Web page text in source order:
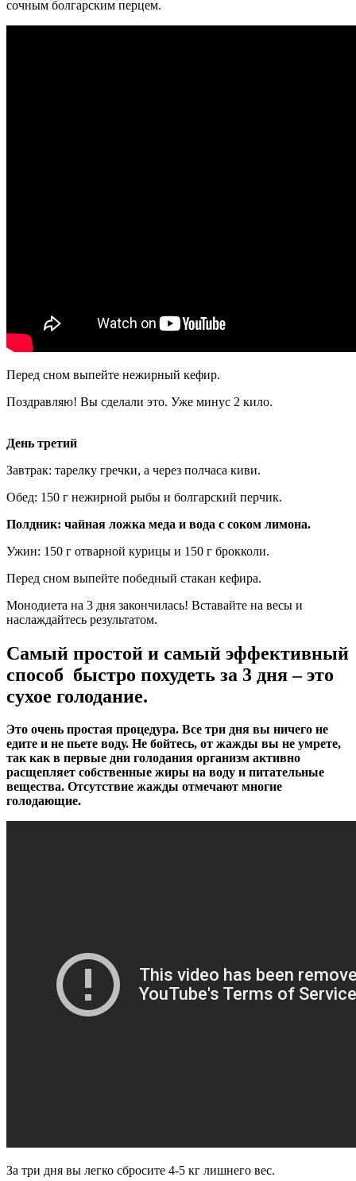
сочным болгарским перцем.
Перед сном выпейте нежирный кефир.
Поздравляю! Вы сделали это. Уже минус 2 кило.
День третий
Завтрак: тарелку гречки, а через полчаса киви.
Обед: 150 г нежирной рыбы и болгарский перчик.
Полдник: чайная ложка меда и вода с соком лимона.
Ужин: 150 г отварной курицы и 150 г брокколи.
Перед сном выпейте победный стакан кефира.
Монодиета на 3 дня закончилась! Вставайте на весы и
наслаждайтесь результатом.
Самый простой и самый эффективный
способ быстро похудеть за 3 дня – это
сухое голодание.
Это очень простая процедура. Все три дня вы ничего не
едите и не пьете воду. Не бойтесь, от жажды вы не умрете,
так как в первые дни голодания организм активно
расщепляет собственные жиры на воду и питательные
вещества. Отсутствие жажды отмечают многие
голодающие.
За три дня вы легко сбросите 4-5 кг лишнего вес.